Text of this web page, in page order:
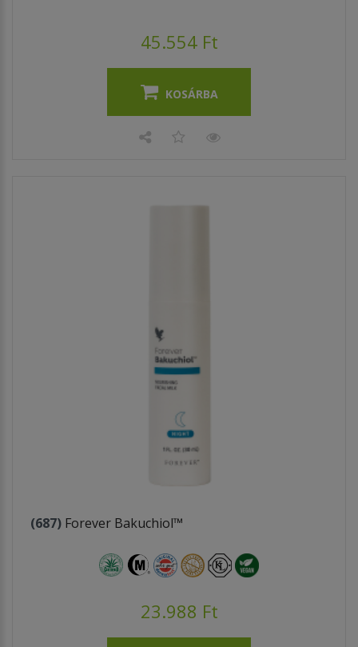
45.554 Ft
KOSÁRBA
(687) Forever Bakuchiol™
23.988 Ft